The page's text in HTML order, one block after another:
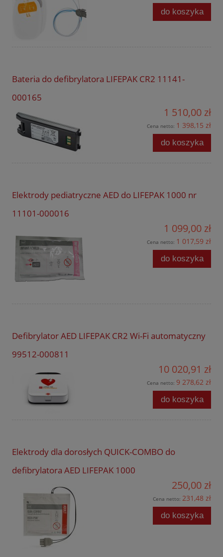
do koszyka
Bateria do defibrylatora LIFEPAK CR2 11141-
000165
1 510,00 zł
Cena netto: 1 398,15 zł
do koszyka
Elektrody pediatryczne AED do LIFEPAK 1000 nr
11101-000016
1 099,00 zł
Cena netto: 1 017,59 zł
do koszyka
Defibrylator AED LIFEPAK CR2 Wi-Fi automatyczny
99512-000811
10 020,91 zł
Cena netto: 9 278,62 zł
do koszyka
Elektrody dla dorosłych QUICK-COMBO do
defibrylatora AED LIFEPAK 1000
250,00 zł
Cena netto: 231,48 zł
do koszyka